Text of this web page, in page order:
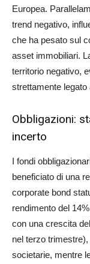
Europea.
trend negativo,
che ha pesato sul
asset immobiliari.
territorio negativo,
strettamente legato
Obbligazioni:
incerto
I fondi
beneficiato di una
corporate bond
rendimento del
con una crescita
nel terzo
societarie, mentre